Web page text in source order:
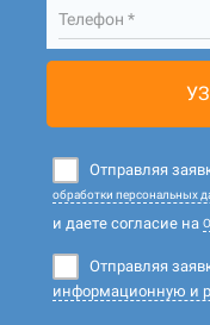
Телефон *
Отправляя
обработки персональных
и даете согласие на
Отправляя
информационную и